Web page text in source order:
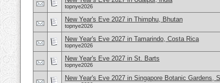
topnye2026
New Year's Eve 2027 in Thimphu, Bhutan
topnye2026
New Year's Eve 2027 in Tamarindo, Costa Rica
topnye2026
New Year's Eve 2027 in St. Barts
topnye2026
New Year's Eve 2027 in Singapore Botanic Gardens,